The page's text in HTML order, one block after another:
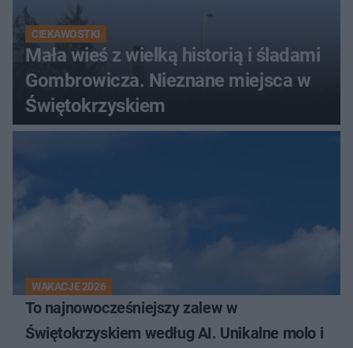
CIEKAWOSTKI
Mała wieś z wielką historią i śladami
Gombrowicza. Nieznane miejsca w
Świętokrzyskiem
WAKACJE 2026
To najnowocześniejszy zalew w
Świętokrzyskiem według AI. Unikalne molo i